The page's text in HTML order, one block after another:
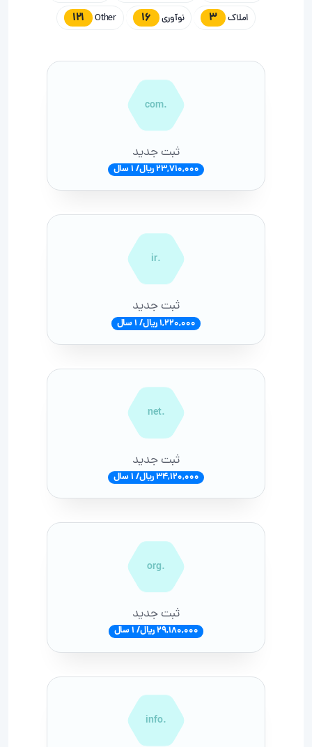
املاک 3 نوآوری 16
Other
121
.com
ثبت جدید
23,710,000 ریال/ 1 سال
.ir
ثبت جدید
1,220,000 ریال/ 1 سال
.net
ثبت جدید
34,120,000 ریال/ 1 سال
.org
ثبت جدید
29,180,000 ریال/ 1 سال
.info